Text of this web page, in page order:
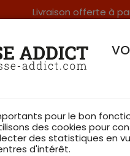
Livraison offerte à
DANS LES VOSGES & SUR
DE CHASSE RAYON
pour le bon
des cookies pour
des statistiques en
d'intérêt.